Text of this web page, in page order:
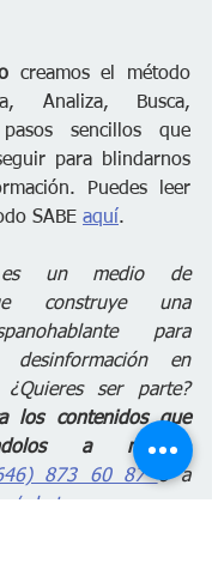
creamos el método
Analiza, Busca,
sencillos que
para blindarnos
Puedes leer
SABE aquí.
un medio de
construye una
para
desinformación en
¿Quieres ser parte?
los contenidos que
a nuestro
873 60 87
o a
whatsapp